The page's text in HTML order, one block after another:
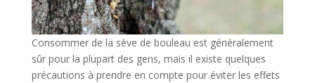
Consommer de la sève de bouleau est généralement
sûr pour la plupart des gens, mais il existe quelques
précautions à prendre en compte pour éviter les effets